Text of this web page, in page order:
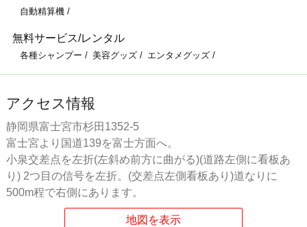
自動精算機
無料サービス/レンタル
各種シャンプー 美容グッズ エンタメグッズ
アクセス情報
静岡県富士宮市杉田1352-5
富士宮より国道139を富士方面へ。
小泉交差点を左折(左斜め前方に曲がる)(道路左側に看板あ
り) 2つ目の信号を左折。(交差点左側看板あり)道なりに
500m程で右側にあります。